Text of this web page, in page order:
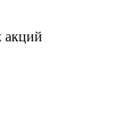
акций